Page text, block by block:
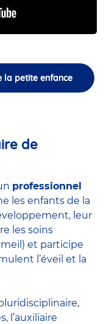
la petite enfance
de
professionnel
les enfants de la
leur
les soins
et participe
l’éveil et la
l’auxiliaire